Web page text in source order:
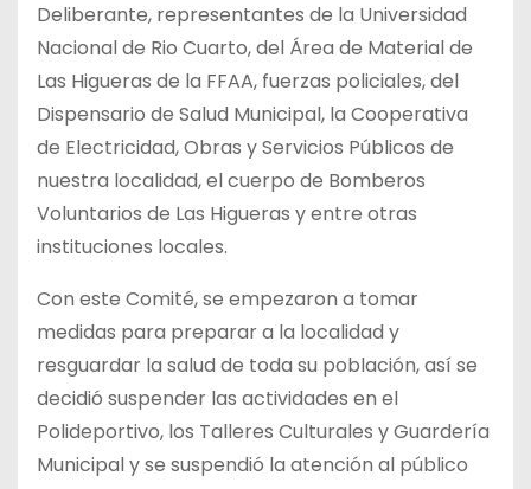
Deliberante, representantes de la Universidad
Nacional de Rio Cuarto, del Área de Material de
Las Higueras de la FFAA, fuerzas policiales, del
Dispensario de Salud Municipal, la Cooperativa
de Electricidad, Obras y Servicios Públicos de
nuestra localidad, el cuerpo de Bomberos
Voluntarios de Las Higueras y entre otras
instituciones locales.
Con este Comité, se empezaron a tomar
medidas para preparar a la localidad y
resguardar la salud de toda su población, así se
decidió suspender las actividades en el
Polideportivo, los Talleres Culturales y Guardería
Municipal y se suspendió la atención al público